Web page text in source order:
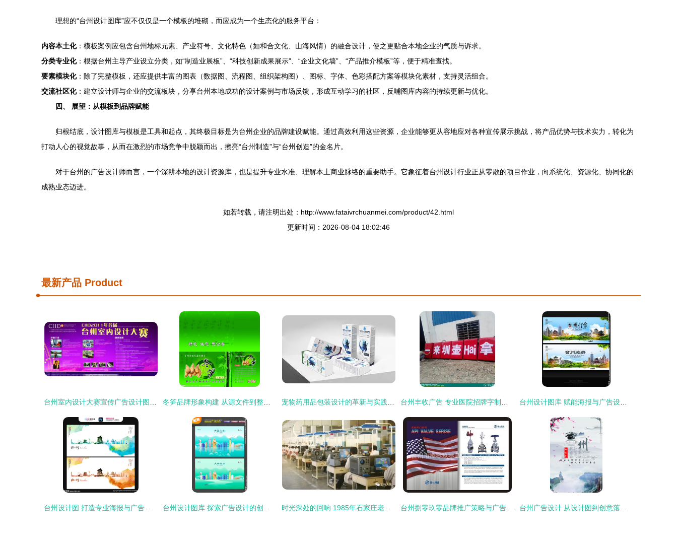
理想的“台州设计图库”应不仅仅是一个模板的堆砌，而应成为一个生态化的服务平台：
内容本土化：模板案例应包含台州地标元素、产业符号、文化特色（如和合文化、山海风情）的融合设计，使之更贴合本地企业的气质与诉求。
分类专业化：根据台州主导产业设立分类，如“制造业展板”、“科技创新成果展示”、“企业文化墙”、“产品推介模板”等，便于精准查找。
要素模块化：除了完整模板，还应提供丰富的图表（数据图、流程图、组织架构图）、图标、字体、色彩搭配方案等模块化素材，支持灵活组合。
交流社区化：建立设计师与企业的交流板块，分享台州本地成功的设计案例与市场反馈，形成互动学习的社区，反哺图库内容的持续更新与优化。
四、 展望：从模板到品牌赋能
归根结底，设计图库与模板是工具和起点，其终极目标是为台州企业的品牌建设赋能。通过高效利用这些资源，企业能够更从容地应对各种宣传展示挑战，将产品优势与技术实力，转化为
打动人心的视觉故事，从而在激烈的市场竞争中脱颖而出，擦亮“台州制造”与“台州创造”的金名片。
对于台州的广告设计师而言，一个深耕本地的设计资源库，也是提升专业水准、理解本土商业脉络的重要助手。它象征着台州设计行业正从零散的项目作业，向系统化、资源化、协同化的
成熟业态迈进。
如若转载，请注明出处：http://www.fataivrchuanmei.com/product/42.html
更新时间：2026-08-04 18:02:46
最新产品 Product